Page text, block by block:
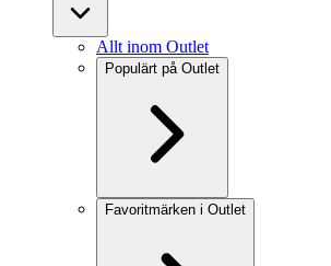
Allt inom Outlet
Populärt på Outlet
Favoritmärken i Outlet